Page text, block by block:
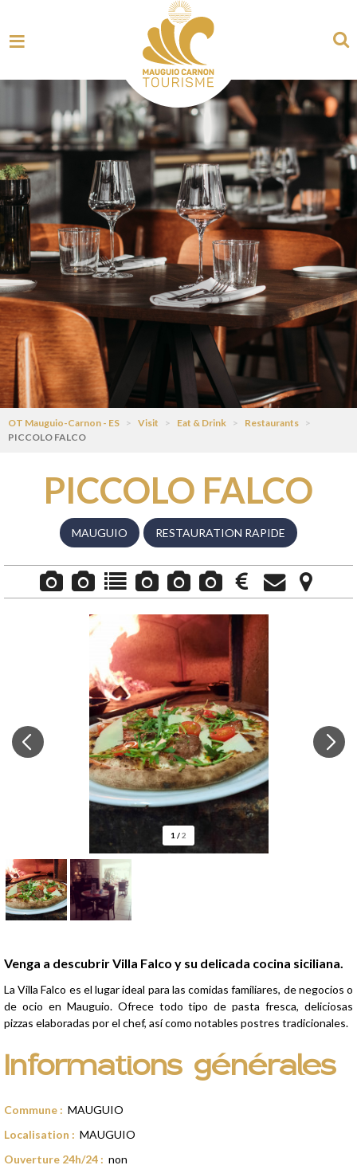
OT Mauguio-Carnon - ES > Visit > Eat & Drink > Restaurants >
PICCOLO FALCO
PICCOLO FALCO
MAUGUIO RESTAURATION RAPIDE
1 /2
Presentación
Venga a descubrir Villa Falco y su delicada cocina siciliana.
La Villa Falco es el lugar ideal para las comidas familiares, de negocios o
de ocio en Mauguio. Ofrece todo tipo de pasta fresca, deliciosas
pizzas elaboradas por el chef, así como notables postres tradicionales.
Informations générales
Commune : MAUGUIO
Localisation : MAUGUIO
Ouverture 24h/24 : non